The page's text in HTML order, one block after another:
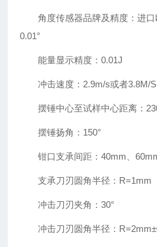
角度传感器品牌及精度：进
0.01°
能量显示精度：0.01J
冲击速度：2.9m/s或者3.8M/S
摆锤中心至试样中心距离：
摆锤扬角：150°
钳口支承间距：40mm、
支承刀刃圆角半径：R=1mm
冲击刀刃夹角：30°
冲击刀刃圆角半径：